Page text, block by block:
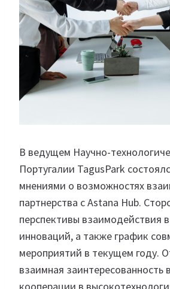
В ведущем Научно-
Португалии TagusPark
мнениями о возможностях
партнерства с Astana Hub.
перспективы взаимодействия
инноваций, а также график
мероприятий в текущем году.
взаимная заинтересованность